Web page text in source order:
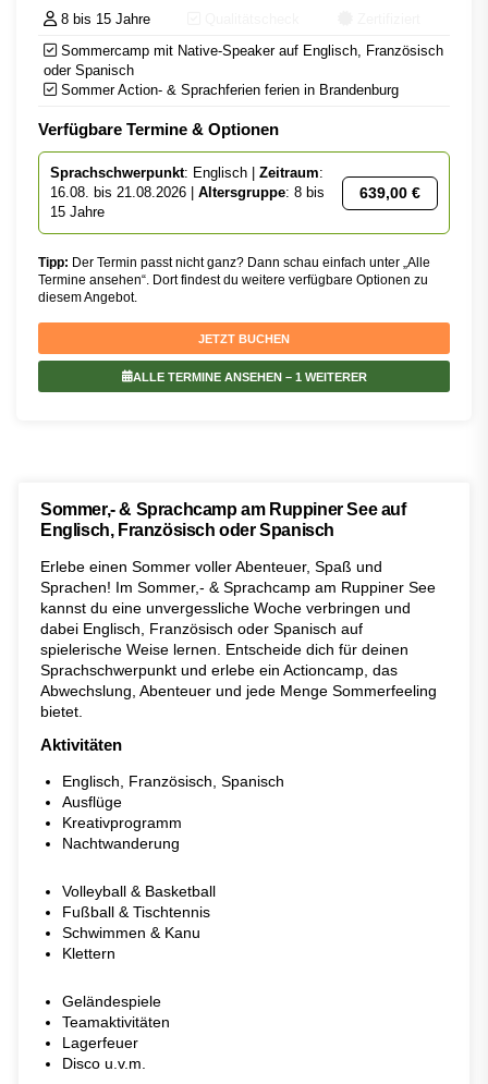
8 bis 15 Jahre
Sommercamp mit Native-Speaker auf Englisch, Französisch
oder Spanisch
Sommer Action- & Sprachferien ferien in Brandenburg
Verfügbare Termine & Optionen
Sprachschwerpunkt: Englisch | Zeitraum:
16.08. bis 21.08.2026 | Altersgruppe: 8 bis
15 Jahre
639,00 €
Tipp: Der Termin passt nicht ganz? Dann schau einfach unter „Alle
Termine ansehen“. Dort findest du weitere verfügbare Optionen zu
diesem Angebot.
JETZT BUCHEN
ALLE TERMINE ANSEHEN – 1 WEITERER
Sommer,- & Sprachcamp am Ruppiner See auf
Englisch, Französisch oder Spanisch
Erlebe einen Sommer voller Abenteuer, Spaß und
Sprachen! Im Sommer,- & Sprachcamp am Ruppiner See
kannst du eine unvergessliche Woche verbringen und
dabei Englisch, Französisch oder Spanisch auf
spielerische Weise lernen. Entscheide dich für deinen
Sprachschwerpunkt und erlebe ein Actioncamp, das
Abwechslung, Abenteuer und jede Menge Sommerfeeling
bietet.
Aktivitäten
Englisch, Französisch, Spanisch
Ausflüge
Kreativprogramm
Nachtwanderung
Volleyball & Basketball
Fußball & Tischtennis
Schwimmen & Kanu
Klettern
Geländespiele
Teamaktivitäten
Lagerfeuer
Disco u.v.m.